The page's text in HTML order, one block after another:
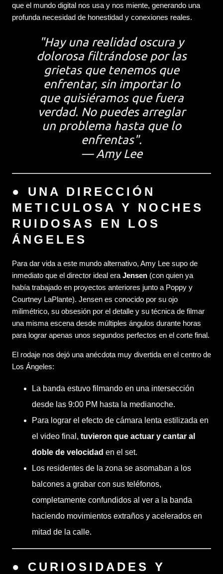
que el mundo digital nos usa y nos miente, generando una
profunda necesidad de honestidad y conexiones reales.
"Hay una realidad oscura y
dolorosa filtrándose por las
grietas que tenemos que
enfrentar, sin importar lo
que quisiéramos que fuera
verdad. No puedes arreglar
un problema hasta que lo
enfrentas".
—Amy Lee
● UNA DIRECCIÓN
METICULOSA Y NOCHES
RUIDOSAS EN LOS
ÁNGELES
Para dar vida a este mundo alternativo, Amy Lee supo de
inmediato que el director ideal era Jensen (con quien ya
había trabajado en proyectos anteriores junto a Poppy y
Courtney LaPlante). Jensen es conocido por su ojo
milimétrico, su obsesión por el detalle y su técnica de filmar
una misma escena desde múltiples ángulos durante horas
para lograr apenas unos segundos perfectos en el corte final.
El rodaje nos dejó una anécdota muy divertida en el centro de
Los Ángeles:
La banda estuvo filmando en una intersección
desde las 9:00 PM hasta la medianoche.
Para lograr el efecto de cámara lenta estilizada en
el video final, tuvieron que actuar y cantar al
doble de velocidad en el set.
Los residentes de la zona se asomaban a los
balcones a grabar con sus teléfonos,
completamente confundidos al ver a la banda
haciendo movimientos extraños y acelerados en
mitad de la calle.
● CURIOSIDADES Y